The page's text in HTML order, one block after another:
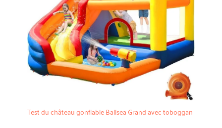
Test du château gonflable Ballsea Grand avec toboggan